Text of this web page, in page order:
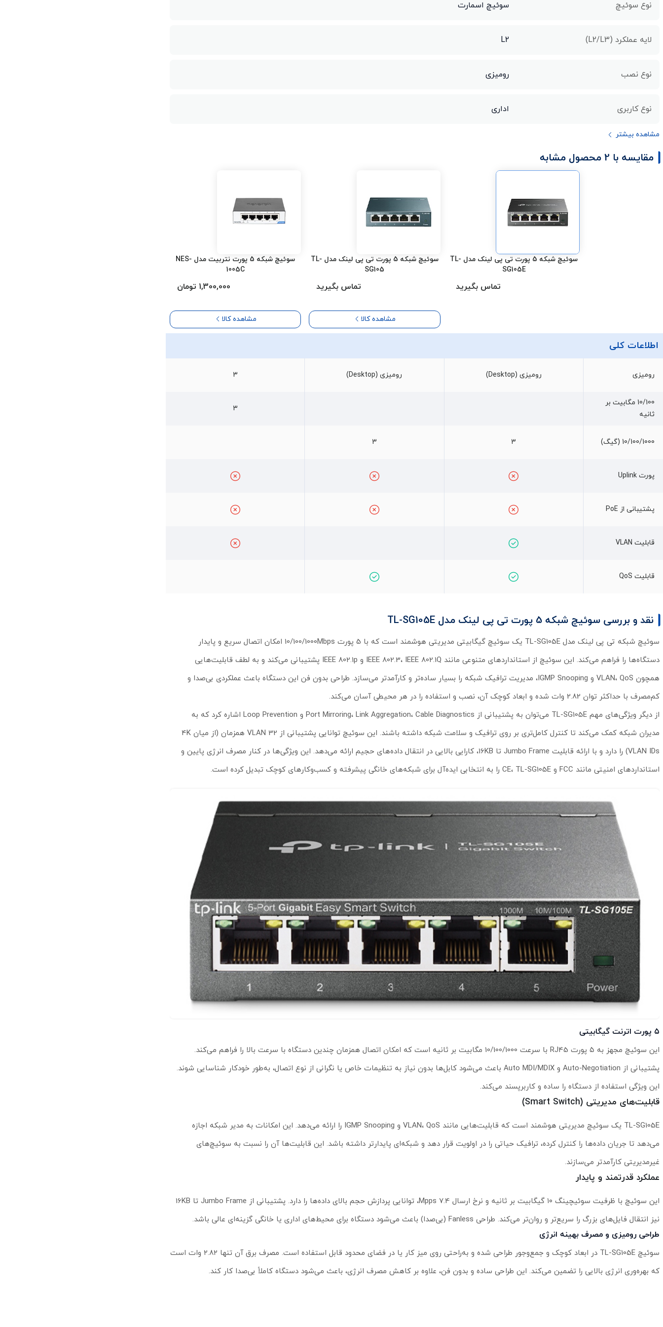
نوع سوئیچ سوئیچ اسمارت
لایه عملکرد (L2/L3) L2
نوع نصب رومیزی
نوع کاربری اداری
مشاهده بیشتر
مقایسه با 2 محصول مشابه
سوئیچ شبکه 5 پورت تی پی لینک مدل TL-
SG105E
تماس بگیرید
سوئیچ شبکه 5 پورت تی پی لینک مدل TL-
SG105
تماس بگیرید
مشاهده کالا
سوئیچ شبکه 5 پورت نتربیت مدل NES-
1005C
1,300,000 تومان
مشاهده کالا
اطلاعات کلی
رومیزی رومیزی (Desktop) رومیزی (Desktop) 3
10/100 مگابیت بر
ثانیه
3
10/100/1000 (گیگ) 3
3
پورت Uplink
پشتیبانی از PoE
قابلیت VLAN
قابلیت QoS
نقد و بررسی سوئیچ شبکه 5 پورت تی پی لینک مدل TL-SG105E
سوئیچ شبکه تی پی لینک مدل TL-SG105E یک سوئیچ گیگابیتی مدیریتی هوشمند است که با 5 پورت 10/100/1000Mbps امکان اتصال سریع و پایدار
دستگاه‌ها را فراهم می‌کند. این سوئیچ از استانداردهای متنوعی مانند IEEE 802.3، IEEE 802.1Q و IEEE 802.1p پشتیبانی می‌کند و به لطف قابلیت‌هایی
همچون VLAN، QoS و IGMP Snooping، مدیریت ترافیک شبکه را بسیار ساده‌تر و کارآمدتر می‌سازد. طراحی بدون فن این دستگاه باعث عملکردی بی‌صدا و
کم‌مصرف با حداکثر توان 2.82 وات شده و ابعاد کوچک آن، نصب و استفاده را در هر محیطی آسان می‌کند.
از دیگر ویژگی‌های مهم TL-SG105E می‌توان به پشتیبانی از Port Mirroring، Link Aggregation، Cable Diagnostics و Loop Prevention اشاره کرد که به
مدیران شبکه کمک می‌کند تا کنترل کامل‌تری بر روی ترافیک و سلامت شبکه داشته باشند. این سوئیچ توانایی پشتیبانی از 32 VLAN همزمان (از میان 4K
VLAN IDs) را دارد و با ارائه قابلیت Jumbo Frame تا 16KB، کارایی بالایی در انتقال داده‌های حجیم ارائه می‌دهد. این ویژگی‌ها در کنار مصرف انرژی پایین و
استانداردهای امنیتی مانند FCC و CE، TL-SG105E را به انتخابی ایده‌آل برای شبکه‌های خانگی پیشرفته و کسب‌وکارهای کوچک تبدیل کرده است.
۵ پورت اترنت گیگابیتی
این سوئیچ مجهز به ۵ پورت RJ45 با سرعت 10/100/1000 مگابیت بر ثانیه است که امکان اتصال همزمان چندین دستگاه با سرعت بالا را فراهم می‌کند.
پشتیبانی از Auto-Negotiation و Auto MDI/MDIX باعث می‌شود کابل‌ها بدون نیاز به تنظیمات خاص یا نگرانی از نوع اتصال، به‌طور خودکار شناسایی شوند.
این ویژگی استفاده از دستگاه را ساده و کاربرپسند می‌کند.
قابلیت‌های مدیریتی (Smart Switch)
TL-SG105E یک سوئیچ مدیریتی هوشمند است که قابلیت‌هایی مانند VLAN، QoS و IGMP Snooping را ارائه می‌دهد. این امکانات به مدیر شبکه اجازه
می‌دهد تا جریان داده‌ها را کنترل کرده، ترافیک حیاتی را در اولویت قرار دهد و شبکه‌ای پایدارتر داشته باشد. این قابلیت‌ها آن را نسبت به سوئیچ‌های
غیرمدیریتی کارآمدتر می‌سازند.
عملکرد قدرتمند و پایدار
این سوئیچ با ظرفیت سوئیچینگ ۱۰ گیگابیت بر ثانیه و نرخ ارسال 7.4 Mpps، توانایی پردازش حجم بالای داده‌ها را دارد. پشتیبانی از Jumbo Frame تا 16KB
نیز انتقال فایل‌های بزرگ را سریع‌تر و روان‌تر می‌کند. طراحی Fanless (بی‌صدا) باعث می‌شود دستگاه برای محیط‌های اداری یا خانگی گزینه‌ای عالی باشد.
طراحی رومیزی و مصرف بهینه انرژی
سوئیچ TL-SG105E در ابعاد کوچک و جمع‌وجور طراحی شده و به‌راحتی روی میز کار یا در فضای محدود قابل استفاده است. مصرف برق آن تنها ۲.۸۲ وات است
که بهره‌وری انرژی بالایی را تضمین می‌کند. این طراحی ساده و بدون فن، علاوه بر کاهش مصرف انرژی، باعث می‌شود دستگاه کاملاً بی‌صدا کار کند.